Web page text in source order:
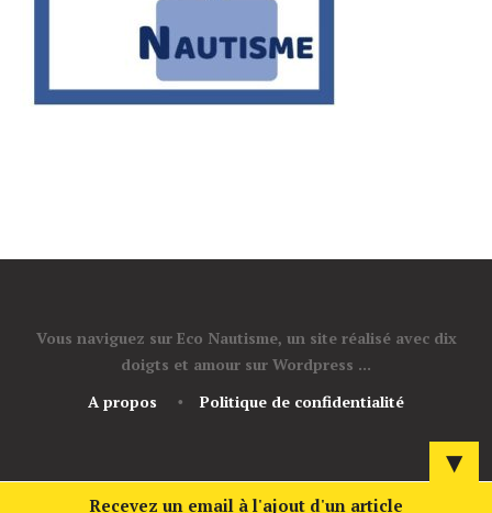
Vous naviguez sur Eco Nautisme, un site réalisé avec dix
doigts et amour sur Wordpress ...
A propos
Politique de confidentialité
▼
Recevez un email à l'ajout d'un article